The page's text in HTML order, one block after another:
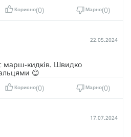
Корисно 0 Марно 0
22.05.2024
марш-кидків. Швидко
😊
Корисно 0 Марно 0
17.07.2024